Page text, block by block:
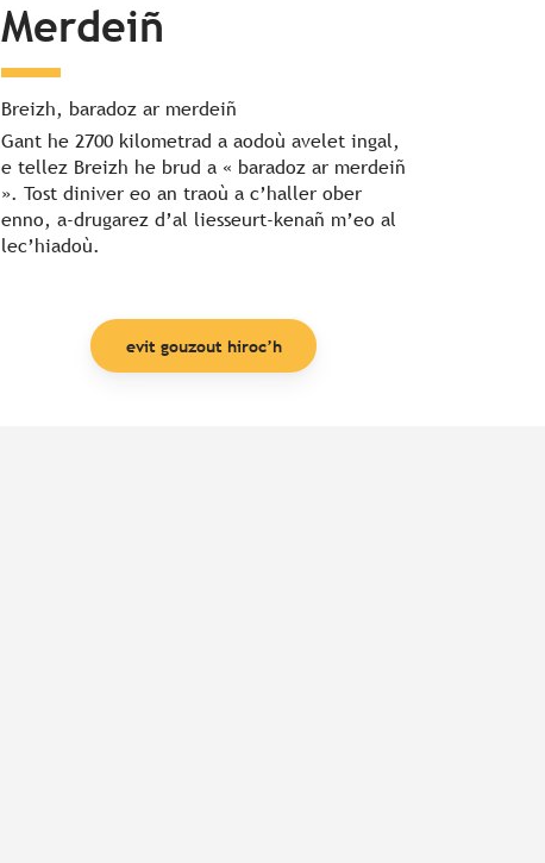
Merdeiñ
Breizh, baradoz ar merdeiñ
Gant he 2700 kilometrad a aodoù avelet ingal,
e tellez Breizh he brud a « baradoz ar merdeiñ
». Tost diniver eo an traoù a c’haller ober
enno, a-drugarez d’al liesseurt-kenañ m’eo al
lec’hiadoù.
evit gouzout hiroc’h